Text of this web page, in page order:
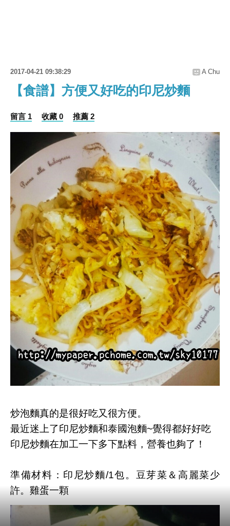
2017-04-21 09:38:29 A Chu
【食譜】方便又好吃的印尼炒麵
留言 1 收藏 0 推薦 2
炒泡麵真的是很好吃又很方便。
最近迷上了印尼炒麵和泰國泡麵~覺得都好好吃
印尼炒麵在加工一下多下點料，營養也夠了！
準備材料：印尼炒麵/1包。豆芽菜＆高麗菜少
許。雞蛋一顆